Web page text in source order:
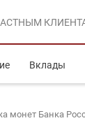
Вклады
монет Банка